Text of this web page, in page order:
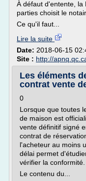
À défaut d'entente, la
parties choisit le
Ce qu'il faut...
Lire la suite
Date: 2018-06-15
Site : http://
Les éléments
contrat vente
0
Lorsque que toutes
de maison est
vente définitif signé
contrat de
l'acheteur au moins
délai permet
vérifier la conformité.
Le contenu du...